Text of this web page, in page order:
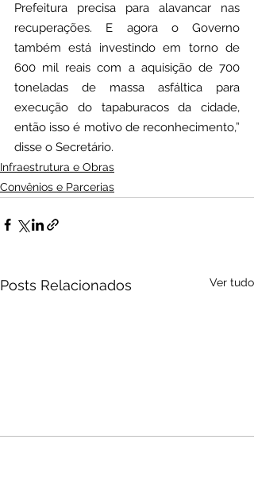
Prefeitura precisa para alavancar nas
recuperações. E agora o Governo
também está investindo em torno de
600 mil reais com a aquisição de 700
toneladas de massa asfáltica para
execução do tapaburacos da cidade,
então isso é motivo de reconhecimento,”
disse o Secretário.
Infraestrutura e Obras
Convênios e Parcerias
Posts Relacionados Ver tudo